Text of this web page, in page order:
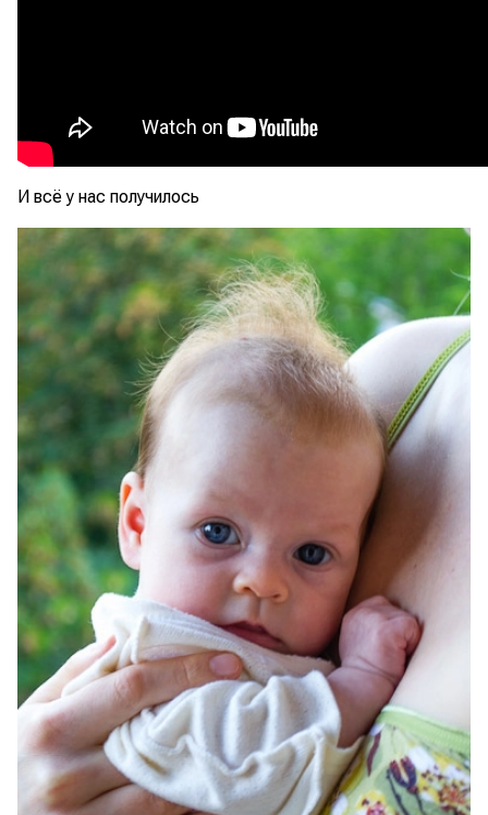
И всё у нас получилось